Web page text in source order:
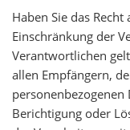
Haben Sie das
Einschränkung der
Verantwortlichen
allen Empfängern,
Berichtigung oder